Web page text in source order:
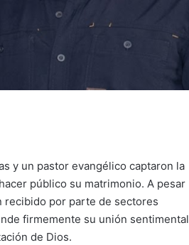
y un pastor evangélico captaron la
público su matrimonio. A pesar
recibido por parte de sectores
firmemente su unión sentimental
de Dios.